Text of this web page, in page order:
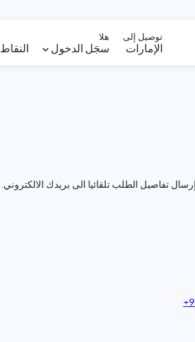
توصيل إلى
الإمارات
هلا
سجَل الدخول النقاط
تفاصيل الطلب تلقائيا الى بريدك الالكتروني.